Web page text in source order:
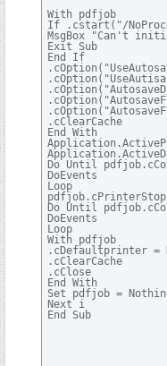
With pdfjob
If .cstart("/
MsgBox "Can't
Exit Sub
End If
.cClearCache
End With
Do Until
DoEvents
Loop
Do Until
DoEvents
Loop
With pdfjob
.cDefaultprinter =
.cClearCache
.cClose
End With
Set pdfjob =
Next i
End Sub